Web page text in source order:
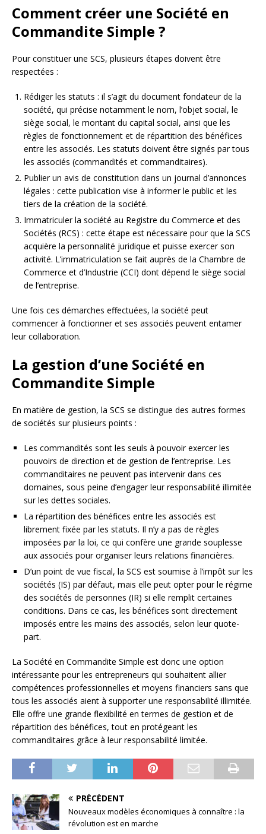
Comment créer une Société en
Commandite Simple ?
Pour constituer une SCS, plusieurs étapes doivent être
respectées :
Rédiger les statuts : il s’agit du document fondateur de la
société, qui précise notamment le nom, l’objet social, le
siège social, le montant du capital social, ainsi que les
règles de fonctionnement et de répartition des bénéfices
entre les associés. Les statuts doivent être signés par tous
les associés (commandités et commanditaires).
Publier un avis de constitution dans un journal d’annonces
légales : cette publication vise à informer le public et les
tiers de la création de la société.
Immatriculer la société au Registre du Commerce et des
Sociétés (RCS) : cette étape est nécessaire pour que la SCS
acquière la personnalité juridique et puisse exercer son
activité. L’immatriculation se fait auprès de la Chambre de
Commerce et d’Industrie (CCI) dont dépend le siège social
de l’entreprise.
Une fois ces démarches effectuées, la société peut
commencer à fonctionner et ses associés peuvent entamer
leur collaboration.
La gestion d’une Société en
Commandite Simple
En matière de gestion, la SCS se distingue des autres formes
de sociétés sur plusieurs points :
Les commandités sont les seuls à pouvoir exercer les
pouvoirs de direction et de gestion de l’entreprise. Les
commanditaires ne peuvent pas intervenir dans ces
domaines, sous peine d’engager leur responsabilité illimitée
sur les dettes sociales.
La répartition des bénéfices entre les associés est
librement fixée par les statuts. Il n’y a pas de règles
imposées par la loi, ce qui confère une grande souplesse
aux associés pour organiser leurs relations financières.
D’un point de vue fiscal, la SCS est soumise à l’impôt sur les
sociétés (IS) par défaut, mais elle peut opter pour le régime
des sociétés de personnes (IR) si elle remplit certaines
conditions. Dans ce cas, les bénéfices sont directement
imposés entre les mains des associés, selon leur quote-
part.
La Société en Commandite Simple est donc une option
intéressante pour les entrepreneurs qui souhaitent allier
compétences professionnelles et moyens financiers sans que
tous les associés aient à supporter une responsabilité illimitée.
Elle offre une grande flexibilité en termes de gestion et de
répartition des bénéfices, tout en protégeant les
commanditaires grâce à leur responsabilité limitée.
PRÉCÉDENT
Nouveaux modèles économiques à connaître : la
révolution est en marche